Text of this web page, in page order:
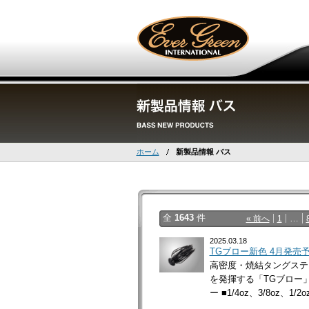
ホーム 新製品情報 バス
« 前へ 1 …
全 1643件
2025.03.18
TGブロー新色 4月発売
高密度・焼結タングス
を発揮する「TGブロー
ー ■1/4oz、3/8oz、1/